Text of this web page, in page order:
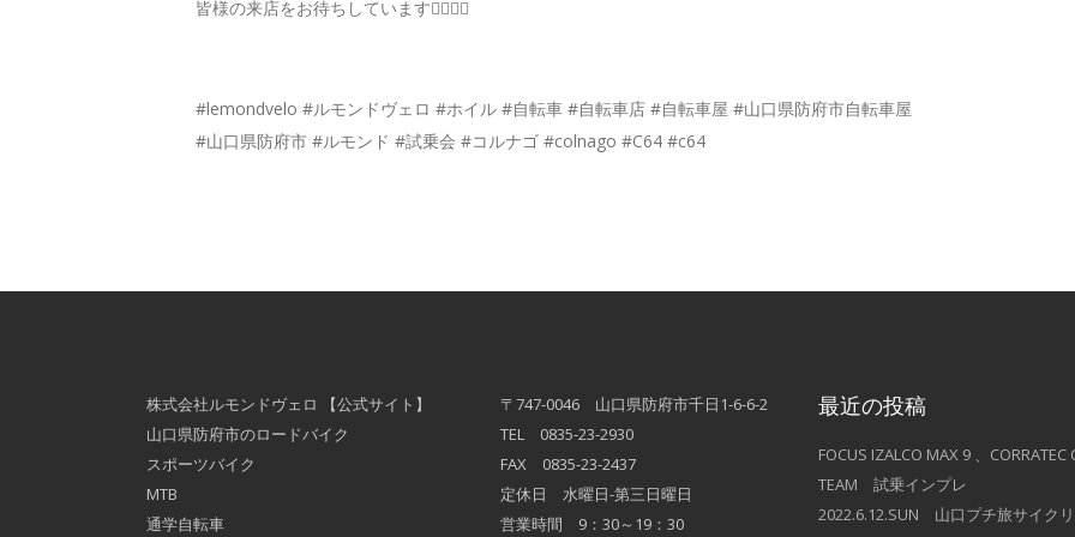
皆様の来店をお待ちしています💁🏻‍♂️✨
#lemondvelo #ルモンドヴェロ #ホイル #自転車 #自転車店 #自転車屋 #山口県防府市自転車屋
#山口県防府市 #ルモンド #試乗会 #コルナゴ #colnago #C64 #c64
株式会社ルモンドヴェロ 【公式サイト】
山口県防府市のロードバイク
スポーツバイク
MTB
通学自転車
〒747-0046 山口県防府市千日1-6-6-2
TEL 0835-23-2930
FAX 0835-23-2437
定休日 水曜日-第三日曜日
営業時間 9：30～19：30
最近の投稿
FOCUS IZALCO MAX 9 、CORRATEC
TEAM 試乗インプレ
2022.6.12.SUN 山口プチ旅サイク